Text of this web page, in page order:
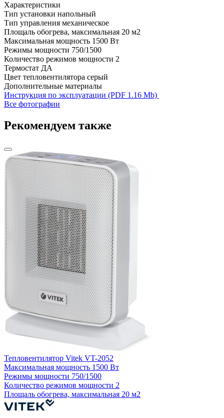
Характеристики
Тип установки напольный
Тип управления механическое
Площаль обогрева, максимальная 20 м2
Максимальная мощность 1500 Вт
Режимы мощности 750/1500
Количество режимов мощности 2
Термостат ДА
Цвет тепловентилятора серый
Дополнительные материалы
Инструкция по эксплуатации (PDF 1.16 Mb)
Все фотографии
Рекомендуем также
Тепловентилятор Vitek VT-2052
Максимальная мощность 1500 Вт
Режимы мощности 750/1500
Количество режимов мощности 2
Площаль обогрева, максимальная 20 м2